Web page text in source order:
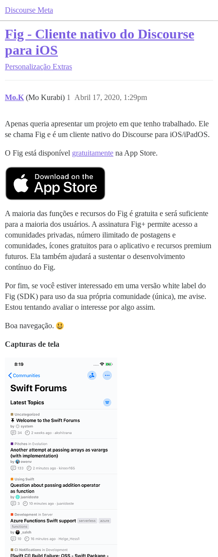
Discourse Meta
Fig - Cliente nativo do Discourse
para iOS
Personalização Extras
Mo.K (Mo Kurabi) Abril 17, 2020, 1:29pm
1
Apenas queria apresentar um projeto em que tenho trabalhado. Ele
se chama Fig e é um cliente nativo do Discourse para iOS/iPadOS.
O Fig está disponível gratuitamente na App Store.
A maioria das funções e recursos do Fig é gratuita e será suficiente
para a maioria dos usuários. A assinatura Fig+ permite acesso a
comunidades privadas, número ilimitado de postagens e
comunidades, ícones gratuitos para o aplicativo e recursos premium
futuros. Ela também ajudará a sustentar o desenvolvimento
contínuo do Fig.
Por fim, se você estiver interessado em uma versão white label do
Fig (SDK) para uso da sua própria comunidade (única), me avise.
Estou tentando avaliar o interesse por algo assim.
Boa navegação.
Capturas de tela